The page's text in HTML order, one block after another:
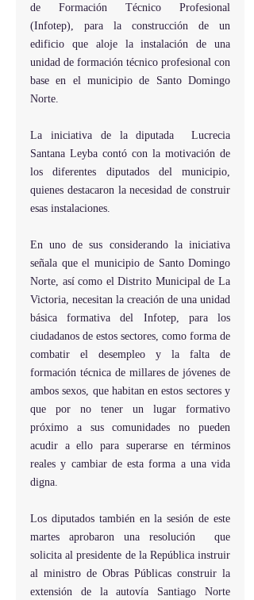
de Formación Técnico Profesional
(Infotep), para la construcción de un
edificio que aloje la instalación de una
unidad de formación técnico profesional con
base en el municipio de Santo Domingo
Norte.
La iniciativa de la diputada  Lucrecia
Santana Leyba contó con la motivación de
los diferentes diputados del municipio,
quienes destacaron la necesidad de construir
esas instalaciones.
En uno de sus considerando la iniciativa
señala que el municipio de Santo Domingo
Norte, así como el Distrito Municipal de La
Victoria, necesitan la creación de una unidad
básica formativa del Infotep, para los
ciudadanos de estos sectores, como forma de
combatir el desempleo y la falta de
formación técnica de millares de jóvenes de
ambos sexos, que habitan en estos sectores y
que por no tener un lugar formativo
próximo a sus comunidades no pueden
acudir a ello para superarse en términos
reales y cambiar de esta forma a una vida
digna.
Los diputados también en la sesión de este
martes aprobaron una resolución  que
solicita al presidente de la República instruir
al ministro de Obras Públicas construir la
extensión de la autovía Santiago Norte